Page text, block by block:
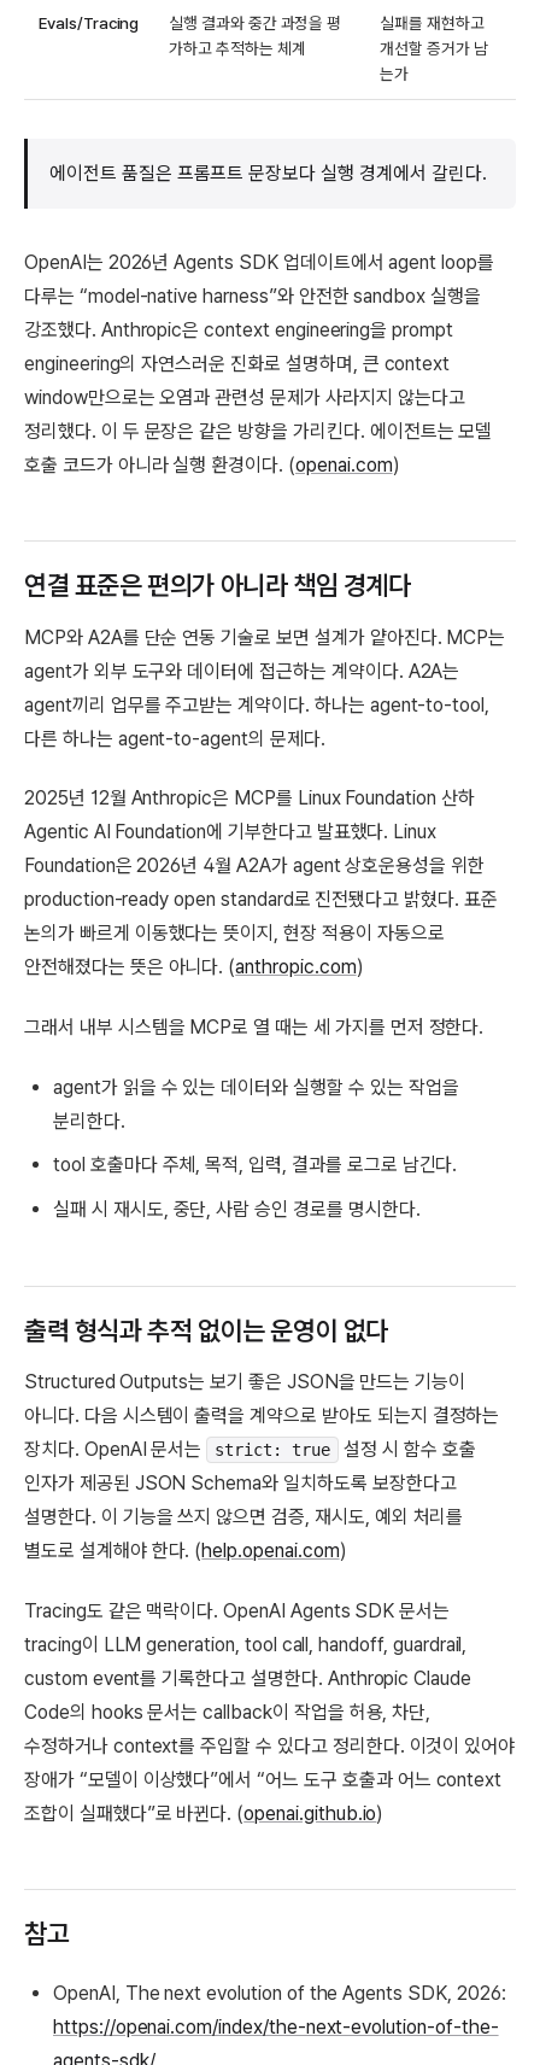
Evals/Tracing
실행 결과와 중간 과정을 평
가하고 추적하는 체계
실패를 재현하고
개선할 증거가 남
는가
에이전트 품질은 프롬프트 문장보다 실행 경계에서 갈린다.
OpenAI는 2026년 Agents SDK 업데이트에서 agent loop를
다루는 “model-native harness”와 안전한 sandbox 실행을
강조했다. Anthropic은 context engineering을 prompt
engineering의 자연스러운 진화로 설명하며, 큰 context
window만으로는 오염과 관련성 문제가 사라지지 않는다고
정리했다. 이 두 문장은 같은 방향을 가리킨다. 에이전트는 모델
호출 코드가 아니라 실행 환경이다. (openai.com)
연결 표준은 편의가 아니라 책임 경계다
MCP와 A2A를 단순 연동 기술로 보면 설계가 얕아진다. MCP는
agent가 외부 도구와 데이터에 접근하는 계약이다. A2A는
agent끼리 업무를 주고받는 계약이다. 하나는 agent-to-tool,
다른 하나는 agent-to-agent의 문제다.
2025년 12월 Anthropic은 MCP를 Linux Foundation 산하
Agentic AI Foundation에 기부한다고 발표했다. Linux
Foundation은 2026년 4월 A2A가 agent 상호운용성을 위한
production-ready open standard로 진전됐다고 밝혔다. 표준
논의가 빠르게 이동했다는 뜻이지, 현장 적용이 자동으로
안전해졌다는 뜻은 아니다. (anthropic.com)
그래서 내부 시스템을 MCP로 열 때는 세 가지를 먼저 정한다.
agent가 읽을 수 있는 데이터와 실행할 수 있는 작업을
분리한다.
tool 호출마다 주체, 목적, 입력, 결과를 로그로 남긴다.
실패 시 재시도, 중단, 사람 승인 경로를 명시한다.
출력 형식과 추적 없이는 운영이 없다
Structured Outputs는 보기 좋은 JSON을 만드는 기능이
아니다. 다음 시스템이 출력을 계약으로 받아도 되는지 결정하는
장치다. OpenAI 문서는
strict: true
설정 시 함수 호출
인자가 제공된 JSON Schema와 일치하도록 보장한다고
설명한다. 이 기능을 쓰지 않으면 검증, 재시도, 예외 처리를
별도로 설계해야 한다. (help.openai.com)
Tracing도 같은 맥락이다. OpenAI Agents SDK 문서는
tracing이 LLM generation, tool call, handoff, guardrail,
custom event를 기록한다고 설명한다. Anthropic Claude
Code의 hooks 문서는 callback이 작업을 허용, 차단,
수정하거나 context를 주입할 수 있다고 정리한다. 이것이 있어야
장애가 “모델이 이상했다”에서 “어느 도구 호출과 어느 context
조합이 실패했다”로 바뀐다. (openai.github.io)
참고
OpenAI, The next evolution of the Agents SDK, 2026:
https://openai.com/index/the-next-evolution-of-the-
agents-sdk/